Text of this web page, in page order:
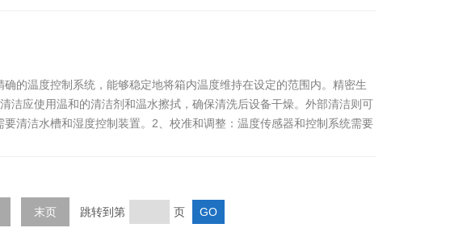
的温度控制系统，能够稳定地将箱内温度维持在设定的范围内。精密生
洁应使用温和的清洁剂和温水擦拭，确保清洗后设备干燥。外部清洁则可
清洁水槽和湿度控制装置。2、校准和调整：温度传感器和控制系统需要
末页 跳转到第 页